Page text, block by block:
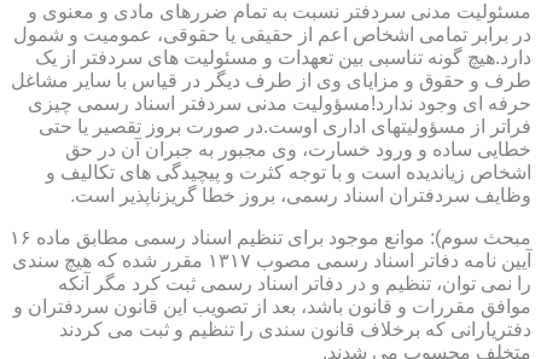
مسئولیت مدنی سردفتر نسبت به تمام ضررهای مادی و معنوی و
در برابر تمامی اشخاص اعم از حقیقی یا حقوقی، عمومیت و شمول
دارد.هیچ گونه تناسبی بین تعهدات و مسئولیت های سردفتر از یک
طرف و حقوق و مزایای وی از طرف دیگر در قیاس با سایر مشاغل
حرفه ای وجود ندارد!مسؤولیت مدنی سردفتر اسناد رسمی چیزی
فراتر از مسؤولیتهای اداری اوست.در صورت بروز تقصیر یا حتی
خطایی ساده و ورود خسارت، وی مجبور به جبران آن در حق
اشخاص زیاندیده است و با توجه کثرت و پیچیدگی های تکالیف و
وظایف سردفتران اسناد رسمی، بروز خطا گریزناپذیر است.
مبحث سوم): موانع موجود برای تنظیم اسناد رسمی مطابق ماده ۱۶
آیین نامه دفاتر اسناد رسمی مصوب ۱۳۱۷ مقرر شده که هیچ سندی
را نمی توان، تنظیم و در دفاتر اسناد رسمی ثبت کرد مگر آنکه
موافق مقررات و قانون باشد، بعد از تصویب این قانون سردفتران و
دفتریارانی که برخلاف قانون سندی را تنظیم و ثبت می کردند
متخلف محسوب می شدند.